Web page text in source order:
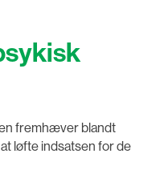
fremhæver blandt
løfte indsatsen for de